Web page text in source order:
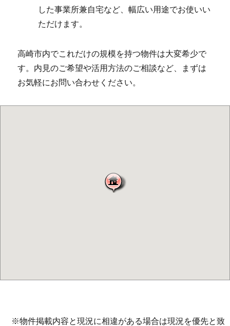
した事業所兼自宅など、幅広い用途でお使いい
ただけます。
高崎市内でこれだけの規模を持つ物件は大変希少で
す。内見のご希望や活用方法のご相談など、まずは
お気軽にお問い合わせください。
※物件掲載内容と現況に相違がある場合は現況を優先と致